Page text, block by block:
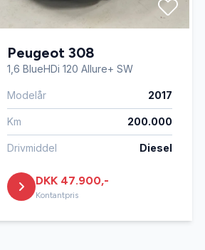
Peugeot 308
1,6 BlueHDi 120 Allure+ SW
Modelår 2017
Km 200.000
Drivmiddel Diesel
DKK 47.900,-
Kontantpris